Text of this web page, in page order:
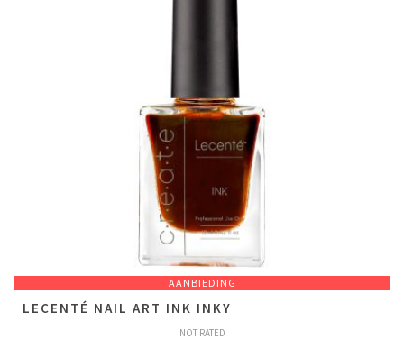
AANBIEDING
LECENTÉ NAIL ART INK INKY
NOT RATED